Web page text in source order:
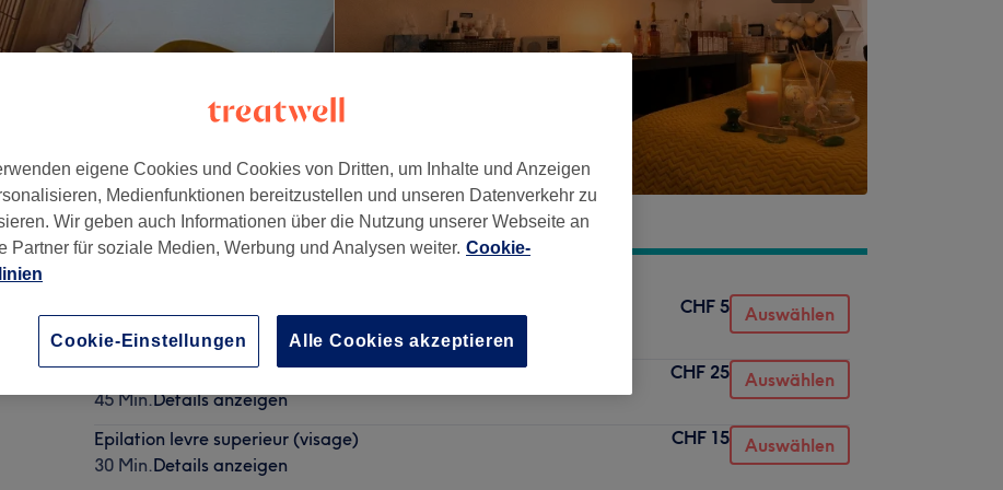
30 Min.Details anzeigen
CHF 5 Auswählen
Manucure Basic
45 Min.Details anzeigen
CHF 25 Auswählen
Epilation levre superieur (visage)
30 Min.Details anzeigen
CHF 15 Auswählen
eigene Cookies und Cookies von Dritten, um Inhalte und Anzeigen
Medienfunktionen bereitzustellen und unseren Datenverkehr zu
Wir geben auch Informationen über die Nutzung unserer Webseite an
Partner für soziale Medien, Werbung und Analysen weiter. Cookie-
Alle Cookies akzeptieren
Cookie-Einstellungen